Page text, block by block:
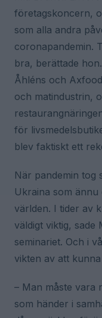
företagskoncern,
som alla andra
coronapandemin.
bra, berättade
Åhléns och
och matindustrin,
för
blev faktiskt ett
När pandemin tog
Ukraina som
världen. I tider av
väldigt viktig, sade
seminariet. Och i
vikten av att
– Man måste vara
som händer i